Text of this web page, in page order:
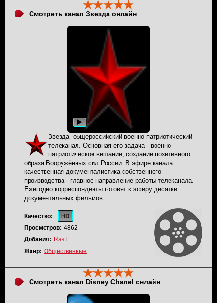
Смотреть канал Звезда онлайн
Звезда- общероссийский военно-патриотический
телеканал. Основная его задача - военно-
патриотическое вещание, создание позитивного
образа Вооружённых сил России. В эфире канала
качественная документалистика собственного
производства - главное направление работы телеканала.
Ежегодно корреспонденты готовят к эфиру десятки
документальных фильмов.
Качество:
HD
Просмотров: 4862
Добавил: RasT
Жанр: Общественные
Смотреть канал Disney Chanel онлайн